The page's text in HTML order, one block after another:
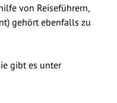
von Reiseführern,
gehört ebenfalls zu
gibt es unter